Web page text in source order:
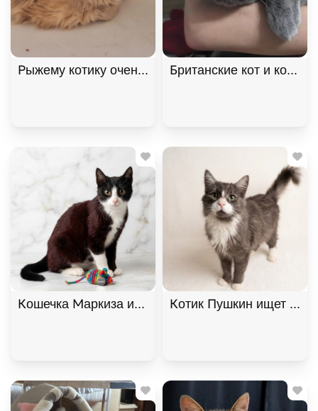
Рыжему котику очень нужен дом! В дар!, Рыжий,
Британские кот и
Кошечка Маркиза ищет дом. В дар!, Черный с
Котик Пушкин ищет